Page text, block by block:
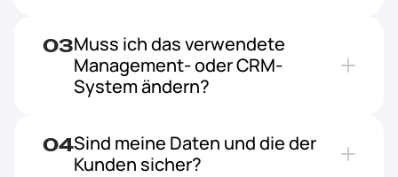
03Muss ich das verwendete
Management- oder CRM-
System ändern?
04Sind meine Daten und die der
Kunden sicher?